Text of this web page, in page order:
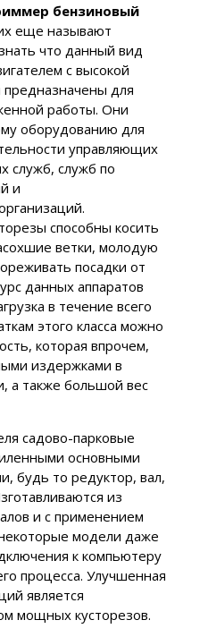
бензиновый
еще называют
что данный вид
с высокой
для
работы. Они
оборудованию для
управляющих
служб, служб по
и
способны косить
ветки, молодую
посадки от
данных аппаратов
в течение всего
этого класса можно
которая впрочем,
издержками в
а также большой вес
садово-парковые
основными
будь то редуктор, вал,
из
и с применением
модели даже
к компьютеру
процесса. Улучшенная
является
мощных кусторезов.